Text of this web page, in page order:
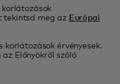
korlátozások
tekintsd meg az Európai
korlátozások érvényesek.
Előnyökről szóló